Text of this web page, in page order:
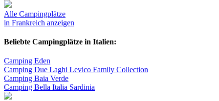
Alle Campingplätze
in Frankreich anzeigen
Beliebte Campingplätze in Italien:
Camping Eden
Camping Due Laghi Levico Family Collection
Camping Baia Verde
Camping Bella Italia Sardinia